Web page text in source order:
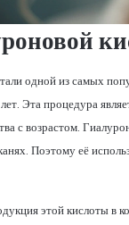
одной из самых
Эта процедура
с возрастом.
Поэтому её
этой кислоты в